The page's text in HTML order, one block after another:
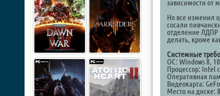
зависимости от
Но все изменил
сосали
отделение ЛДПР
делать, кроме
Системные
ОС: Windows 8, 10
Процессор: Intel
Оперативная
Видеокарта:
Место на диске: